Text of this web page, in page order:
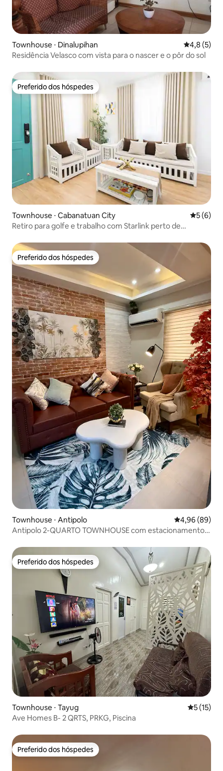
Townhouse ⋅ Dinalupihan 4,8 de
4,8 (5)
Residência Velasco com vista para o nascer e o pôr do sol
Preferido dos hóspedes
Preferido dos hóspedes
Townhouse ⋅ Cabanatuan City 5 de
5 (6)
Retiro para golfe e trabalho com Starlink perto de
Preferido dos hóspedes
Preferido dos hóspedes
Townhouse ⋅ Antipolo 4,96 de uma
4,96 (89)
Antipolo 2-QUARTO TOWNHOUSE com estacionamento
Preferido dos hóspedes
Preferido dos hóspedes
Townhouse ⋅ Tayug 5 de uma
5 (15)
Ave Homes B- 2 QRTS, PRKG, Piscina
Preferido dos hóspedes
Preferido dos hóspedes